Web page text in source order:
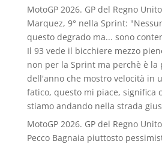
MotoGP 2026. GP del Regno
Marquez, 9° nella Sprint:
questo degrado ma... sono
Il 93 vede il bicchiere mezzo
non per la Sprint ma perchè è la
dell'anno che mostro velocità in
fatico, questo mi piace, significa
stiamo andando nella strada
MotoGP 2026. GP del Regno
Pecco Bagnaia piuttosto